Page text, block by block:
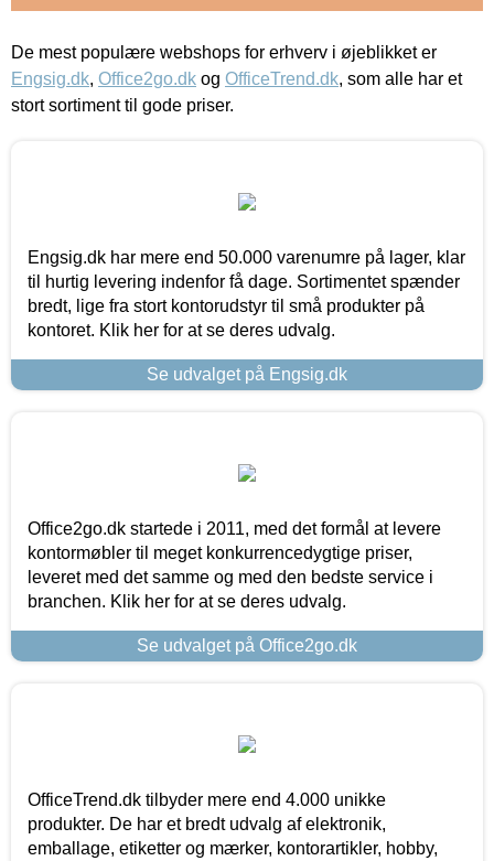
De mest populære webshops for erhverv i øjeblikket er
Engsig.dk, Office2go.dk og OfficeTrend.dk, som alle har et
stort sortiment til gode priser.
Engsig.dk har mere end 50.000 varenumre på lager, klar
til hurtig levering indenfor få dage. Sortimentet spænder
bredt, lige fra stort kontorudstyr til små produkter på
kontoret. Klik her for at se deres udvalg.
Se udvalget på Engsig.dk
Office2go.dk startede i 2011, med det formål at levere
kontormøbler til meget konkurrencedygtige priser,
leveret med det samme og med den bedste service i
branchen. Klik her for at se deres udvalg.
Se udvalget på Office2go.dk
OfficeTrend.dk tilbyder mere end 4.000 unikke
produkter. De har et bredt udvalg af elektronik,
emballage, etiketter og mærker, kontorartikler, hobby,